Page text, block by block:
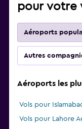
pour votre
Aéroports
Autres
Aéroports les
Vols pour
Vols pour Lahore